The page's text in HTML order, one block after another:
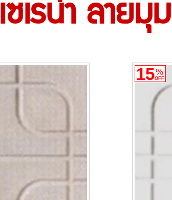
เซเรน่า ลายมุ
15%
OFF